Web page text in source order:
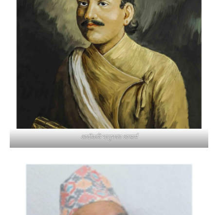
आदीकवि भानुभक्त आचार्य